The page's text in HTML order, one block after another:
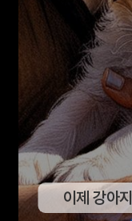
이제 강아